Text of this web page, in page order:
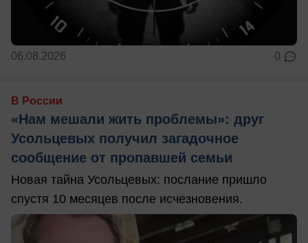
06.08.2026 0
В России
«Нам мешали жить проблемы»: друг
Усольцевых получил загадочное
сообщение от пропавшей семьи
Новая тайна Усольцевых: послание пришло
спустя 10 месяцев после исчезновения.